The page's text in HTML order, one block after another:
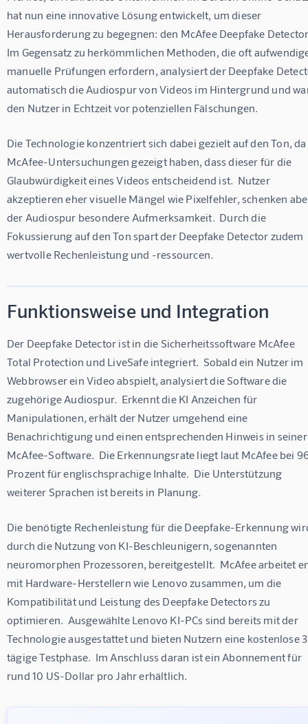
hat nun eine innovative Lösung entwickelt, um dieser
Herausforderung zu begegnen: den McAfee Deepfake
Im Gegensatz zu herkömmlichen Methoden, die oft
manuelle Prüfungen erfordern, analysiert der Deepfake
automatisch die Audiospur von Videos im Hintergrund und
den Nutzer in Echtzeit vor potenziellen Fälschungen.
Die Technologie konzentriert sich dabei gezielt auf den Ton, da
McAfee-Untersuchungen gezeigt haben, dass dieser für die
Glaubwürdigkeit eines Videos entscheidend ist.  Nutzer
akzeptieren eher visuelle Mängel wie Pixelfehler, schenken
der Audiospur besondere Aufmerksamkeit.  Durch die
Fokussierung auf den Ton spart der Deepfake Detector zudem
wertvolle Rechenleistung und -ressourcen.
Funktionsweise und Integration
Der Deepfake Detector ist in die Sicherheitssoftware McAfee
Total Protection und LiveSafe integriert.  Sobald ein Nutzer im
Webbrowser ein Video abspielt, analysiert die Software die
zugehörige Audiospur.  Erkennt die KI Anzeichen für
Manipulationen, erhält der Nutzer umgehend eine
Benachrichtigung und einen entsprechenden Hinweis in
McAfee-Software.  Die Erkennungsrate liegt laut McAfee bei
Prozent für englischsprachige Inhalte.  Die Unterstützung
weiterer Sprachen ist bereits in Planung.
Die benötigte Rechenleistung für die Deepfake-Erkennung
durch die Nutzung von KI-Beschleunigern, sogenannten
neuromorphen Prozessoren, bereitgestellt.  McAfee arbeitet
mit Hardware-Herstellern wie Lenovo zusammen, um die
Kompatibilität und Leistung des Deepfake Detectors zu
optimieren.  Ausgewählte Lenovo KI-PCs sind bereits mit der
Technologie ausgestattet und bieten Nutzern eine kostenlose
tägige Testphase.  Im Anschluss daran ist ein Abonnement für
rund 10 US-Dollar pro Jahr erhältlich.